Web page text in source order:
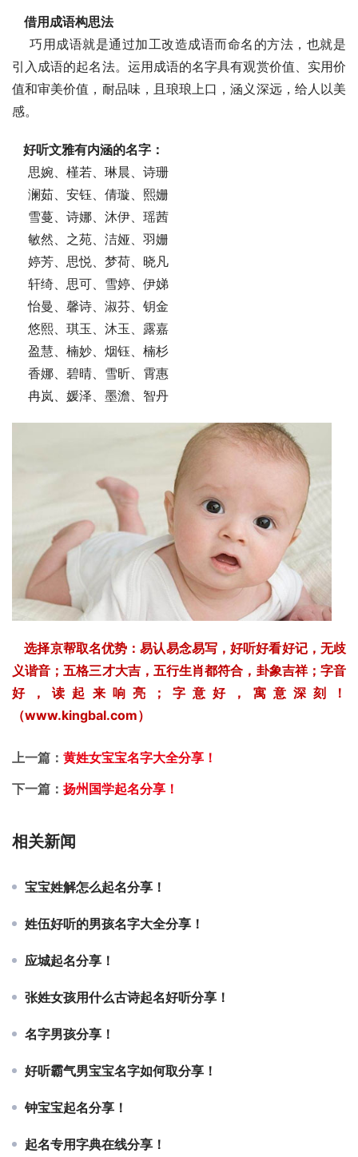
借用成语构思法
引入成语的起名法。运用成语的名字具有观赏价值、实用价
值和审美价值，耐品味，且琅琅上口，涵义深远，给人以美
感。
好听文雅有内涵的名字：
思婉、槿若、琳晨、诗珊
澜茹、安钰、倩璇、熙姗
雪蔓、诗娜、沐伊、瑶茜
敏然、之苑、洁娅、羽姗
婷芳、思悦、梦荷、晓凡
轩绮、思可、雪婷、伊娣
怡曼、馨诗、淑芬、钥金
悠熙、琪玉、沐玉、露嘉
盈慧、楠妙、烟钰、楠杉
香娜、碧晴、雪昕、霄惠
冉岚、媛泽、墨澹、智丹
选择京帮取名优势：易认易念易写，好听好看好记，无歧
义谐音；五格三才大吉，五行生肖都符合，卦象吉祥；字音
好，读起来响亮；字意好，寓意深刻！
（www.kingbal.com）
上一篇： 黄姓女宝宝名字大全分享！
下一篇： 扬州国学起名分享！
相关新闻
宝宝姓解怎么起名分享！
姓伍好听的男孩名字大全分享！
应城起名分享！
张姓女孩用什么古诗起名好听分享！
名字男孩分享！
好听霸气男宝宝名字如何取分享！
钟宝宝起名分享！
起名专用字典在线分享！